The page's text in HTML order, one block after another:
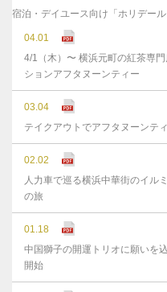
宿泊・デイユース向け「ホリデー
04.01
4/1（木）〜 横浜元町の紅茶専
ションアフタヌーンティー
03.04
テイクアウトでアフタヌーンテ
02.02
人力車で巡る横浜中華街のイル
の旅
01.18
中国獅子の開運トリオに願いを
開始